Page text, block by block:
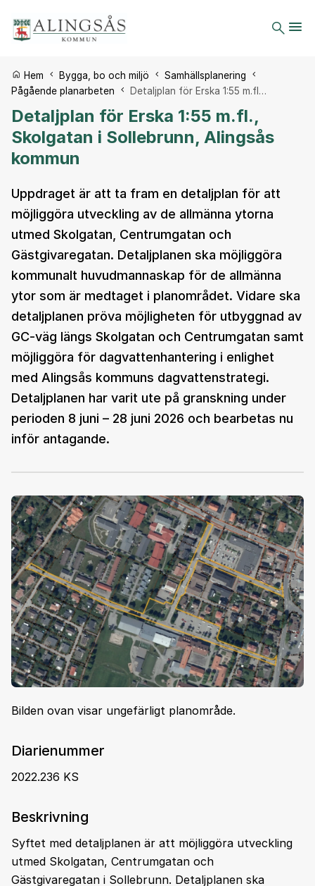
Du är här:
Hem Bygga, bo och miljö
Samhällsplanering
Pågående planarbeten
Detaljplan för Erska 1:55 m.fl…
Detaljplan för Erska 1:55 m.fl.,
Skolgatan i Sollebrunn, Alingsås
kommun
Uppdraget är att ta fram en detaljplan för att
möjliggöra utveckling av de allmänna ytorna
utmed Skolgatan, Centrumgatan och
Gästgivaregatan. Detaljplanen ska möjliggöra
kommunalt huvudmannaskap för de allmänna
ytor som är medtaget i planområdet. Vidare ska
detaljplanen pröva möjligheten för utbyggnad av
GC-väg längs Skolgatan och Centrumgatan samt
möjliggöra för dagvattenhantering i enlighet
med Alingsås kommuns dagvattenstrategi.
Detaljplanen har varit ute på granskning under
perioden 8 juni – 28 juni 2026 och bearbetas nu
inför antagande.
Bilden ovan visar ungefärligt planområde.
Diarienummer
2022.236 KS
Beskrivning
Syftet med detaljplanen är att möjliggöra utveckling
utmed Skolgatan, Centrumgatan och
Gästgivaregatan i Sollebrunn. Detaljplanen ska